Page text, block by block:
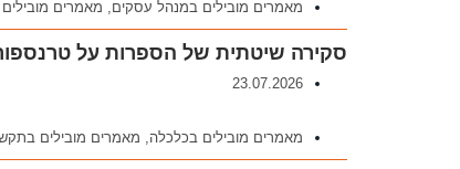
מאמרים מובילים במנהל עסקים מאמרים
סקירה שיטתית של הספרות על
23.07.2026
מאמרים מובילים בכלכלה מאמרים מובילים